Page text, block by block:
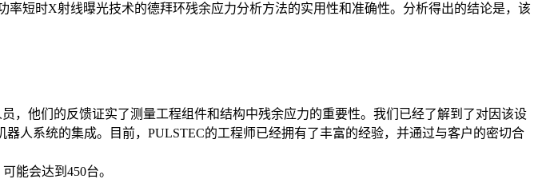
短时X射线曝光技术的德拜环残余应力分析方法的实用性和准确性。分析得出的结论是，该
，他们的反馈证实了测量工程组件和结构中残余应力的重要性。我们已经了解到了对因该设
人系统的集成。目前，PULSTEC的工程师已经拥有了丰富的经验，并通过与客户的密切合
能会达到450台。